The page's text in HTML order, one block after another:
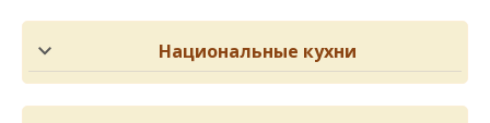
Национальные кухни